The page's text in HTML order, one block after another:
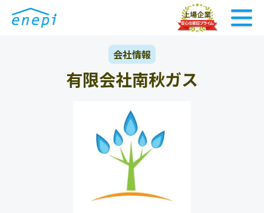
会社情報
有限会社南秋ガス